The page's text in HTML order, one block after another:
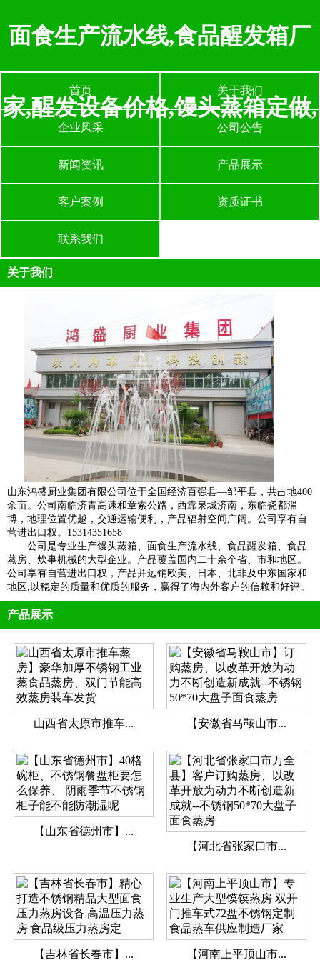
面食生产流水线,食品醒发箱厂
家,醒发设备价格,馒头蒸箱定做,
首页 关于我们
企业风采 公司公告
新闻资讯 产品展示
客户案例 资质证书
联系我们
关于我们
山东鸿盛厨业集团有限公司位于全国经济百强县—邹平县，共占地400
余亩。公司南临济青高速和章索公路，西靠泉城济南，东临瓷都淄
博，地理位置优越，交通运输便利，产品辐射空间广阔。公司享有自
营进出口权。15314351658
公司是专业生产馒头蒸箱、面食生产流水线、食品醒发箱、食品
蒸房、炊事机械的大型企业。产品覆盖国内二十余个省、市和地区。
公司享有自营进出口权，产品并远销欧美、日本、北非及中东国家和
地区,以稳定的质量和优质的服务，赢得了海内外客户的信赖和好评。
产品展示
山西省太原市推车... 【安徽省马鞍山市...
【山东省德州市】...
【河北省张家口市...
【吉林省长春市】... 【河南上平顶山市...